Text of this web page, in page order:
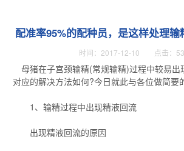
配准率95%的配种员，是这样处理输
时间：2017-12-10 点击：
母猪在子宫颈输精(常规输精)过程中较易出
对应的解决方法如何?今日就此与各位做简要
1、输精过程中出现精液回流
出现精液回流的原因